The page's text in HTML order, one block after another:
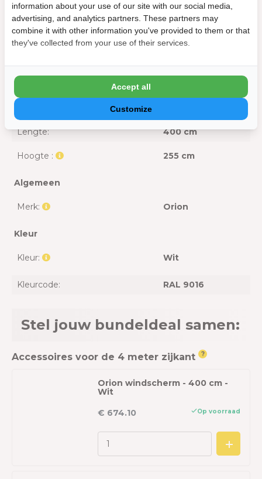
Sneeuwbelasting: 70 kg/m2
kantelhoek van de lamellen: 135°
Lengte: 400 cm
Hoogte : 255 cm
Algemeen
Merk: Orion
Kleur
Kleur: Wit
Kleurcode: RAL 9016
Stel jouw bundeldeal samen:
Accessoires voor de 4 meter zijkant ?
Orion windscherm - 400 cm -
Wit
€ 674.10
Op voorraad
information about your use of our site with our social media,
advertising, and analytics partners. These partners may
combine it with other information you've provided to them or that
they've collected from your use of their services.
Customize
Accept all